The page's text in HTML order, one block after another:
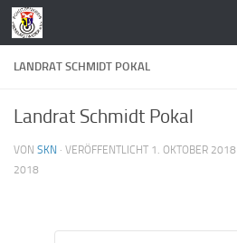
Zum Inhalt springen
LANDRAT SCHMIDT POKAL
Landrat Schmidt Pokal
VON SKN · VERÖFFENTLICHT 1. OKTOBER 2018
2018